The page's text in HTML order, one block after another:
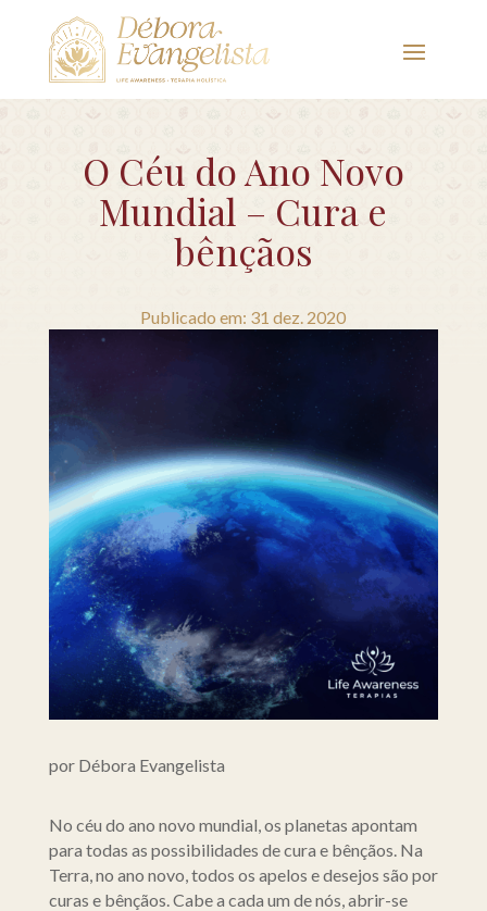
O Céu do Ano Novo
Mundial – Cura e
bênçãos
Publicado em: 31 dez. 2020
por Débora Evangelista
No céu do ano novo mundial, os planetas apontam
para todas as possibilidades de cura e bênçãos. Na
Terra, no ano novo, todos os apelos e desejos são por
curas e bênçãos. Cabe a cada um de nós, abrir-se